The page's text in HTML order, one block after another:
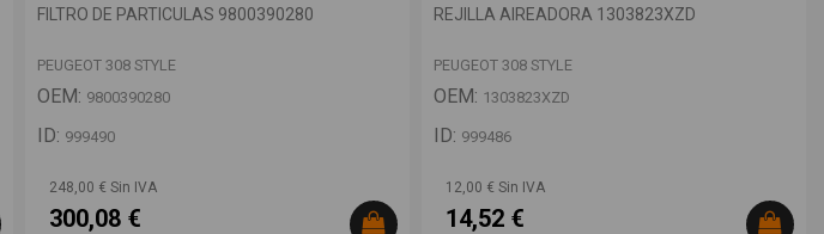
FILTRO DE PARTICULAS 9800390280
PEUGEOT 308 STYLE
OEM: 9800390280
ID: 999490
248,00 € Sin IVA
300,08 €
REJILLA AIREADORA 1303823XZD
PEUGEOT 308 STYLE
OEM: 1303823XZD
ID: 999486
12,00 € Sin IVA
14,52 €